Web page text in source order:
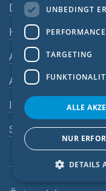
Datenschutz
Kontakt
AGB
AEB
Impressum
SIGA-Meldesystem
UNBEDINGT
PERFORMANCE
TARGETING
ALLE
NUR
DETAILS